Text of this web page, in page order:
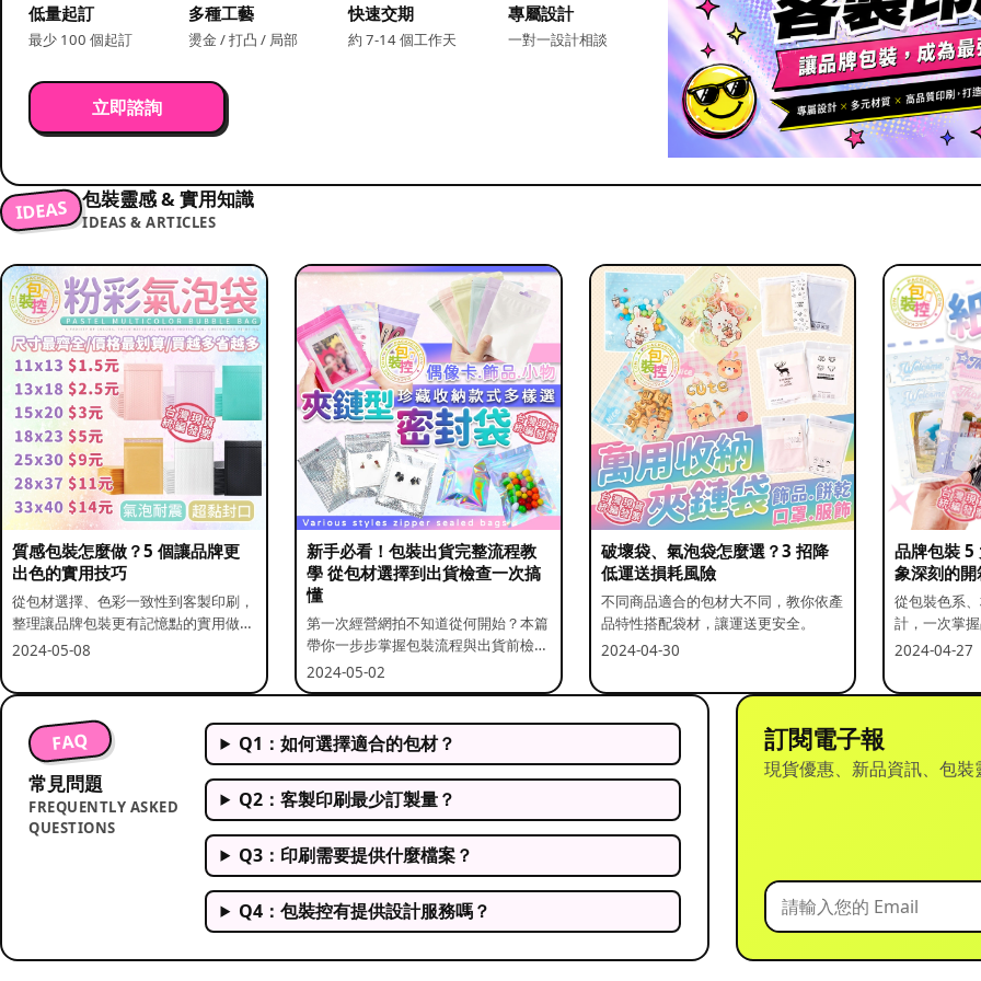
低量起訂
最少 100 個起訂
多種工藝
燙金 / 打凸 / 局部
快速交期
約 7-14 個工作天
專屬設計
一對一設計相談
立即諮詢
IDEAS 包裝靈感 & 實用知識
IDEAS & ARTICLES
質感包裝怎麼做？5 個讓品牌更
出色的實用技巧
從包材選擇、色彩一致性到客製印刷，
整理讓品牌包裝更有記憶點的實用做
法。
2024-05-08
新手必看！包裝出貨完整流程教
學 從包材選擇到出貨檢查一次搞
懂
第一次經營網拍不知道從何開始？本篇
帶你一步步掌握包裝流程與出貨前檢查
重點。
2024-05-02
破壞袋、氣泡袋怎麼選？3 招降
低運送損耗風險
不同商品適合的包材大不同，教你依產
品特性搭配袋材，讓運送更安全。
2024-04-30
品牌包裝 5
象深刻的
從包裝色系
計，一次掌
2024-04-27
FAQ
常見問題
FREQUENTLY ASKED
QUESTIONS
Q1：如何選擇適合的包材？
Q2：客製印刷最少訂製量？
Q3：印刷需要提供什麼檔案？
Q4：包裝控有提供設計服務嗎？
訂閱電子報
現貨優惠、新品資訊、包裝